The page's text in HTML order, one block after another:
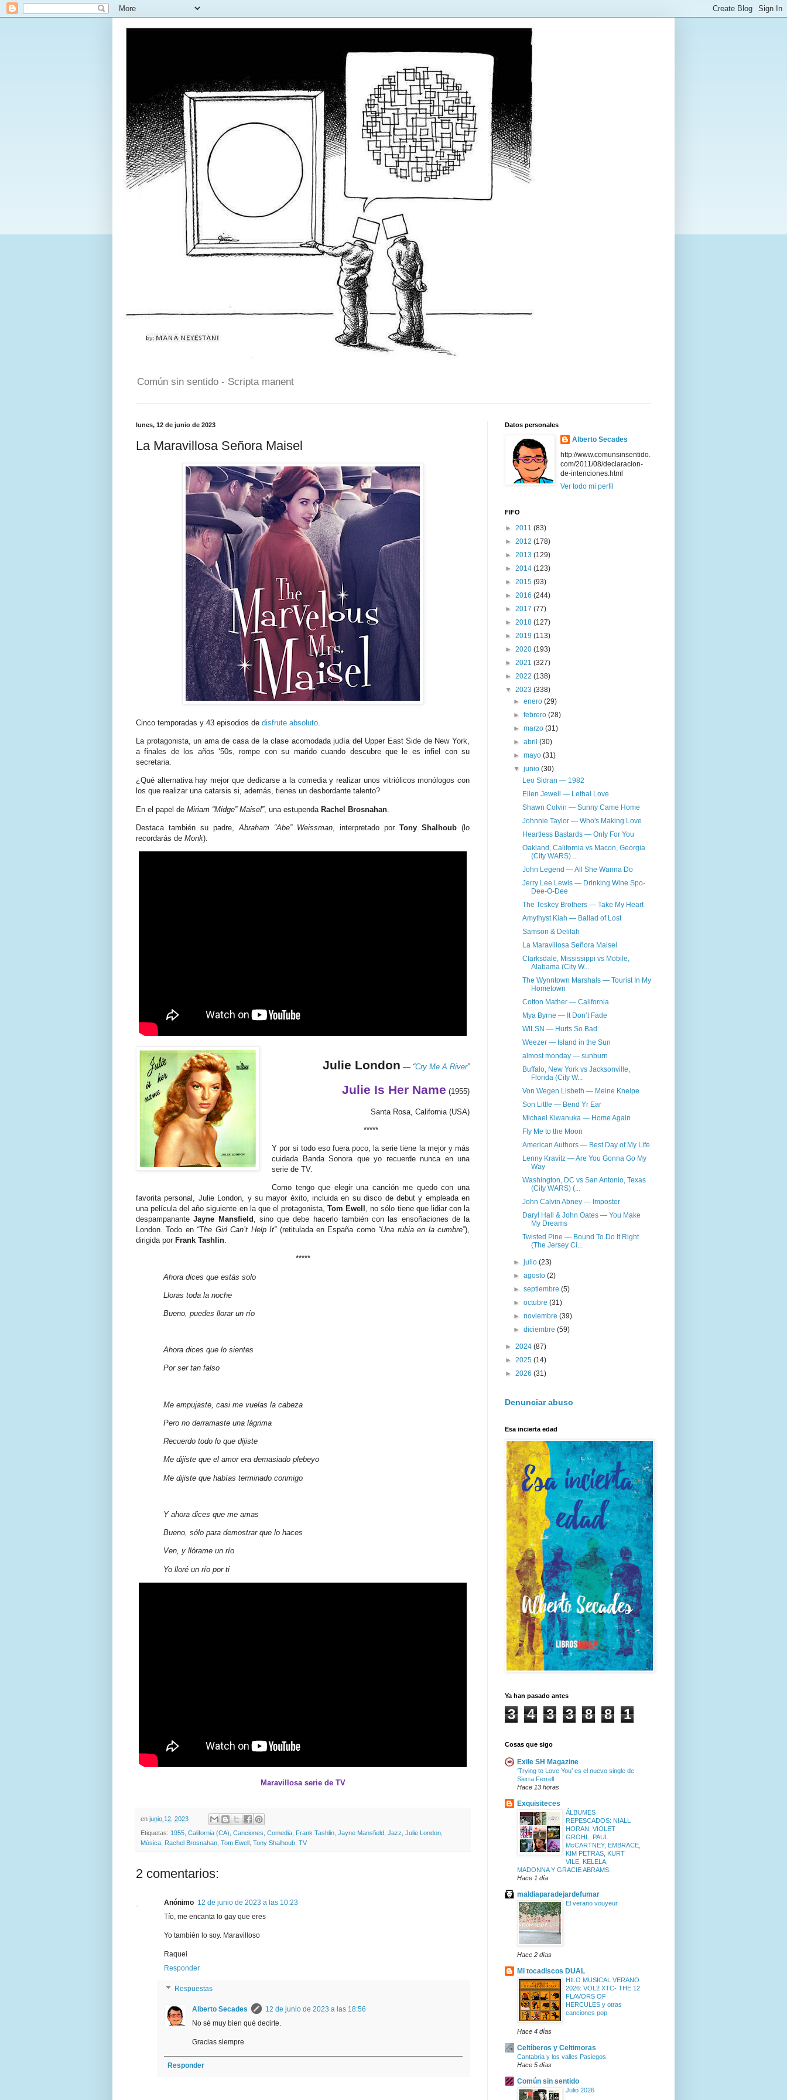
Común sin sentido - Scripta manent
lunes, 12 de junio de 2023
La Maravillosa Señora Maisel
Cinco temporadas y 43 episodios de disfrute absoluto.
La protagonista, un ama de casa de la clase acomodada judía del Upper East Side de New York,
a finales de los años ‘50s, rompe con su marido cuando descubre que le es infiel con su
secretaria.
¿Qué alternativa hay mejor que dedicarse a la comedia y realizar unos vitriólicos monólogos con
los que realizar una catarsis si, además, tienes un desbordante talento?
En el papel de Miriam “Midge” Maisel”, una estupenda Rachel Brosnahan
Destaca también su padre, Abraham “Abe” Weissman , interpretado por Tony Shalhoub (lo
recordarás de Monk).
Julie London — “Cry Me A River”
Julie Is Her Name (1955)
Santa Rosa, California (USA)
*****
Y por si todo eso fuera poco, la serie tiene la mejor y más
cuidada Banda Sonora que yo recuerde nunca en una
serie de TV.
Como tengo que elegir una canción me quedo con una
favorita personal, Julie London, y su mayor éxito, incluida en su disco de debut y empleada en
una película del año siguiente en la que el protagonista,Tom Ewell , no sólo tiene que lidiar con la
despampananteJayne Mansfield , sino que debe hacerlo también con las ensoñaciones de la
London. Todo en “The Girl Can’t Help It”(retitulada en España como “Una rubia en la cumbre”),
dirigida por Frank Tashlin.
*****
Ahora dices que estás solo
Lloras toda la noche
Bueno, puedes llorar un río
Ahora dices que lo sientes
Por ser tan falso
Me empujaste, casi me vuelas la cabeza
Pero no derramaste una lágrima
Recuerdo todo lo que dijiste
Me dijiste que el amor era demasiado plebeyo
Me dijiste que habías terminado conmigo
Y ahora dices que me amas
Bueno, sólo para demostrar que lo haces
Ven, y llórame un río
Yo lloré un río por ti
Maravillosa serie de TV
en junio 12, 2023
Etiquetas: 1955, California (CA), Canciones, Comedia, Frank Tashlin, Jayne Mansfield, Jazz, Julie London,
Música, Rachel Brosnahan, Tom Ewell , Tony Shalhoub, TV
2 comentarios:
Anónimo 12 de junio de 2023 a las 10:23
Tío, me encanta lo gay que eres
Yo también lo soy. Maravilloso
Raquei
Responder
Respuestas
Alberto Secades
12 de junio de 2023 a las 18:56
No sé muy bien qué decirte.
Gracias siempre
Responder
Datos personales
Alberto Secades
http://www.comunsinsentido.
com/2011/08/declaracion-
de-intenciones.html
Ver todo mi perfil
FIFO
► 2011 (83)
► 2012 (178)
► 2013 (129)
► 2014 (123)
► 2015 (93)
► 2016 (244)
► 2017 (77)
► 2018 (127)
► 2019 (113)
► 2020 (193)
► 2021 (327)
► 2022 (138)
▼ 2023 (338)
►enero(29)
►febrero(28)
►marzo(31)
►abril(30)
►mayo(31)
▼junio(30)
Leo Sidran — 1982
Eilen Jewell — Lethal Love
Shawn Colvin — Sunny Came Home
Johnnie Taylor — Who's Making Love
Heartless Bastards — Only For You
Oakland, California vs Macon, Georgia
(City WARS) ...
John Legend — All She Wanna Do
Jerry Lee Lewis — Drinking Wine Spo-
Dee-O-Dee
The Teskey Brothers — Take My Heart
Amythyst Kiah — Ballad of Lost
Samson & Delilah
La Maravillosa Señora Maisel
Clarksdale, Mississippi vs Mobile,
Alabama (City W...
The Wynntown Marshals — Tourist In My
Hometown
Cotton Mather — California
Mya Byrne — It Don’t Fade
WILSN — Hurts So Bad
Weezer — Island in the Sun
almost monday — sunburn
Buffalo, New York vs Jacksonville,
Florida (City W...
Von Wegen Lisbeth — Meine Kneipe
Son Little — Bend Yr Ear
Michael Kiwanuka — Home Again
Fly Me to the Moon
American Authors — Best Day of My Life
Lenny Kravitz — Are You Gonna Go My
Way
Washington, DC vs San Antonio, Texas
(City WARS) (...
John Calvin Abney — Imposter
Daryl Hall & John Oates — You Make
My Dreams
Twisted Pine — Bound To Do It Right
(The Jersey Ci...
►julio(23)
►agosto(2)
►septiembre(5)
►octubre(31)
►noviembre(39)
►diciembre(59)
► 2024 (87)
► 2025 (14)
► 2026 (31)
Denunciar abuso
Esa incierta edad
Ya han pasado antes
3 4 3 3 8 8 1
Cosas que sigo
Exile SH Magazine
‘Trying to Love You’ es el nuevo single de
Sierra Ferrell
Hace 13 horas
Exquisiteces
ÁLBUMES
REPESCADOS: NIALL
HORAN, VIOLET
GROHL, PAUL
McCARTNEY, EMBRACE,
KIM PETRAS, KURT
VILE, KELELA,
MADONNA Y GRACIE ABRAMS.
Hace 1 día
maldiaparadejardefumar
El verano vouyeur
Hace 2 días
Mi tocadiscos DUAL
HILO MUSICAL VERANO
2026: VOL2 XTC- THE 12
FLAVORS OF
HERCULES y otras
canciones pop
Hace 4 días
Celtíberos y Celtimoras
Cantabria y los valles Pasiegos
Hace 5 días
Común sin sentido
Julio 2026